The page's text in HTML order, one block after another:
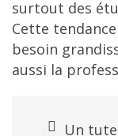
surtout des
Cette
besoin
aussi la
Un